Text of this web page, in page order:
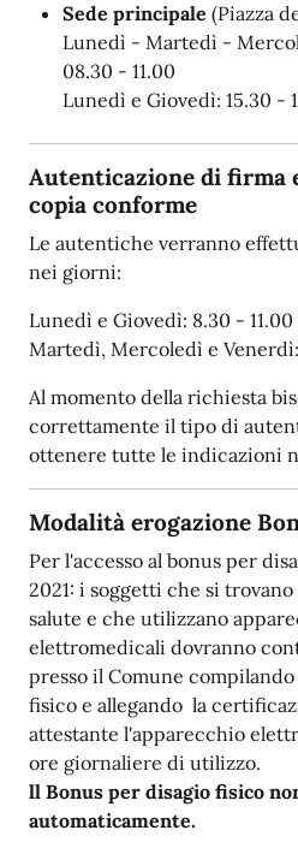
Sede principale (Piazza
Lunedì - Martedì -
08.30 - 11.00
Lunedì e Giovedì: 15.30 -
Autenticazione di firma
copia conforme
Le autentiche verranno
nei giorni:
Lunedì e Giovedì: 8.30 - 11.00
Martedì, Mercoledì e Venerdì:
Al momento della richiesta
correttamente il tipo di
ottenere tutte le indicazioni
Modalità erogazione
Per l'accesso al bonus per
2021: i soggetti che si
salute e che utilizzano
elettromedicali dovranno
presso il Comune
fisico e allegando la
attestante l'apparecchio
ore giornaliere di utilizzo.
ll Bonus per disagio fisico
automaticamente.